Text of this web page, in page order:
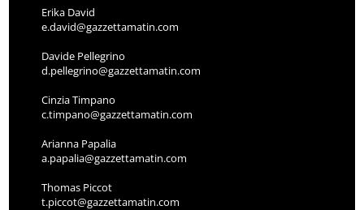
Erika David
e.david@gazzettamatin.com
Davide Pellegrino
d.pellegrino@gazzettamatin.com
Cinzia Timpano
c.timpano@gazzettamatin.com
Arianna Papalia
a.papalia@gazzettamatin.com
Thomas Piccot
t.piccot@gazzettamatin.com